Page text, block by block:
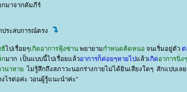
มาจากคัมภีร์
ประสบการณ์ตรง
ไปเรื่อยๆเกิดอาการฟุ้งซ่าน พยายามกำหนดคิดหนอ จนเริ่มอยู่ตัว
มาก เป็นแบบนี้ไปเรื่อยแล้วอาการก็ค่อยๆหายไปล้วเกิดอาการนิ่ง
วนาหา ไม่รู้สึกถึงสภาวะนอกร่างกายไม่ได้ยินเสียงใดๆ สักแปบเ
ไรต่อค่ะ วอนผู้รู้แนะนำค่ะ"